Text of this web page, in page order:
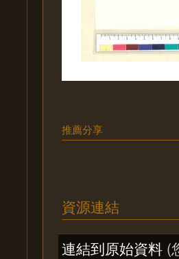
推薦分享
資源連結
連結到原始資料 (